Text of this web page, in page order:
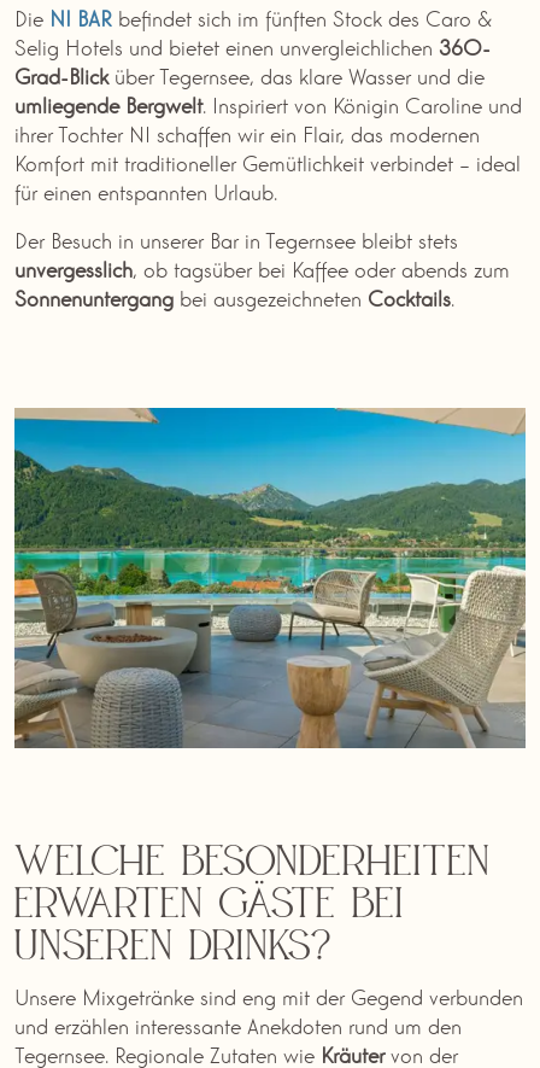
Die NI BAR befindet sich im fünften Stock des Caro &
Selig Hotels und bietet einen unvergleichlichen 360-
Grad-Blicküber Tegernsee, das klare Wasser und die
umliegende Bergwelt. Inspiriert von Königin Caroline und
ihrer Tochter NI schaffen wir ein Flair, das modernen
Komfort mit traditioneller Gemütlichkeit verbindet – ideal
für einen entspannten Urlaub.
Der Besuch in unserer Bar in Tegernsee bleibt stets
unvergesslich, ob tagsüber bei Kaffee oder abends zum
Sonnenuntergang bei ausgezeichneten Cocktails
Welche Besonderheiten
erwarten Gäste bei
unseren Drinks?
Unsere Mixgetränke sind eng mit der Gegend verbunden
und erzählen interessante Anekdoten rund um den
Tegernsee. Regionale Zutaten wie Kräutervon der